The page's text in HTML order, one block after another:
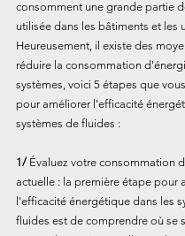
consomment une grande partie
utilisée dans les bâtiments et les
Heureusement, il existe des
réduire la consommation
systèmes, voici 5 étapes que
pour améliorer l'efficacité
systèmes de fluides :
1/ Évaluez votre consommation
actuelle : la première étape pour
l'efficacité énergétique dans les
fluides est de comprendre où se